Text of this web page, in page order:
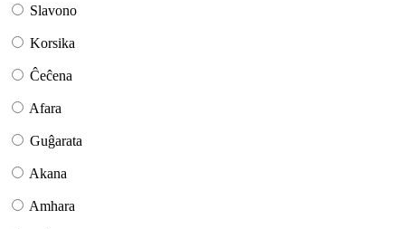
Slavono
Korsika
Ĉeĉena
Afara
Guĝarata
Akana
Amhara